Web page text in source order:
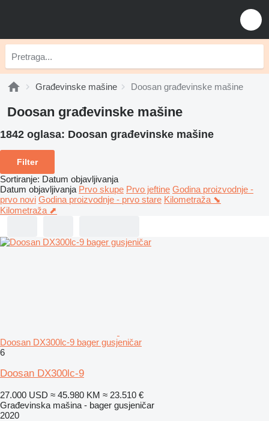
Građevinske mašine Doosan građevinske mašine
Doosan građevinske mašine
1842 oglasa: Doosan građevinske mašine
Filter
Sortiranje: Datum objavljivanja
Datum objavljivanja Prvo skupe Prvo jeftine Godina proizvodnje -
prvo novi Godina proizvodnje - prvo stare Kilometraža ⬊
Kilometraža ⬈
Doosan DX300lc-9 bager gusjeničar
6
Doosan DX300lc-9
27.000 USD ≈ 45.980 KM ≈ 23.510 €
Građevinska mašina - bager gusjeničar
2020